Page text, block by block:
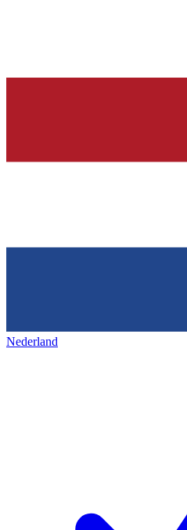
Nederland